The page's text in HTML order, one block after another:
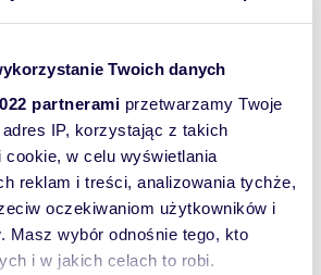
Twoich danych
partnerami przetwarzamy Twoje
IP, korzystając z takich
cookie, w celu wyświetlania
reklam i treści, analizowania tychże,
oczekiwaniom użytkowników i
Masz wybór odnośnie tego, kto
i w jakich celach to robi.
shopping center,
and recreational areas, and
and cafes are just a few
The nearest supermarket is
away.
for people who value peace,
and timeless elegance.
us to schedule a viewing. This
by stepping inside.